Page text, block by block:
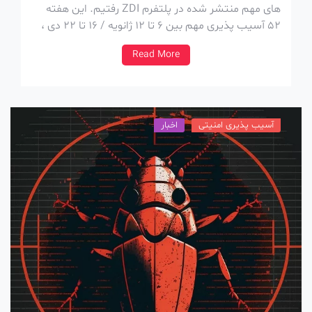
های مهم منتشر شده در پلتفرم ZDI رفتیم. این هفته
52 آسیب پذیری مهم بین 6 تا 12 ژانویه / 16 تا 22 دی ،
در پلتفرم ZDI منتشر شده که در ادامه بررسیشون
Read More
آسیب پذیری امنیتی اخبار